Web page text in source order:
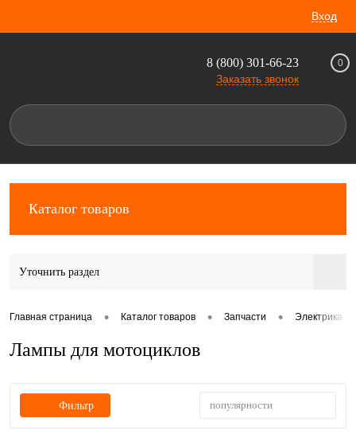
Вход
8 (800) 301-66-23
Заказать звонок
0
Каталог товаров
Уточнить раздел
Главная страница • Каталог товаров • Запчасти • Электрика
Лампы для мотоциклов
Фильтр популярности